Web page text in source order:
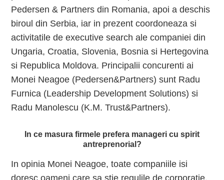
Pedersen & Partners din Romania, apoi a deschis
biroul din Serbia, iar in prezent coordoneaza si
activitatile de executive search ale companiei din
Ungaria, Croatia, Slovenia, Bosnia si Hertegovina
si Republica Moldova. Principalii concurenti ai
Monei Neagoe (Pedersen&Partners) sunt Radu
Furnica (Leadership Development Solutions) si
Radu Manolescu (K.M. Trust&Partners).
In ce masura firmele prefera manageri cu spirit
antreprenorial?
In opinia Monei Neagoe, toate companiile isi
doresc oameni care sa stie regulile de corporatie,